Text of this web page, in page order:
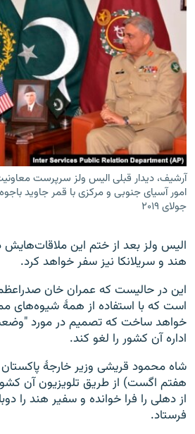
آرشیف، دیدار قبلی الیس ولز سرپرست
جولای ۲۰۱۹
الیس ولز بعد از ختم این
هند و سریلانکا نیز سفر خواهد کرد.
این در حالیست که عمران خان
است که با استفاده از همۀ شیوه‌های
خواهد ساخت که تصمیم در مورد
اداره آن کشور را لغو کند.
شاه محمود قریشی وزیر خارجۀ پاکستان
هفتم اگست) از طریق تلویزیون آن
از دهلی را فرا خوانده و سفیر هند را
فرستاد.